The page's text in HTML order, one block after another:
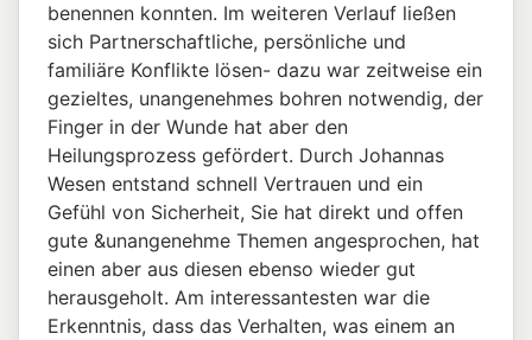
benennen konnten. Im weiteren Verlauf ließen
sich Partnerschaftliche, persönliche und
familiäre Konflikte lösen- dazu war zeitweise ein
gezieltes, unangenehmes bohren notwendig, der
Finger in der Wunde hat aber den
Heilungsprozess gefördert. Durch Johannas
Wesen entstand schnell Vertrauen und ein
Gefühl von Sicherheit, Sie hat direkt und offen
gute &unangenehme Themen angesprochen, hat
einen aber aus diesen ebenso wieder gut
herausgeholt. Am interessantesten war die
Erkenntnis, dass das Verhalten, was einem an